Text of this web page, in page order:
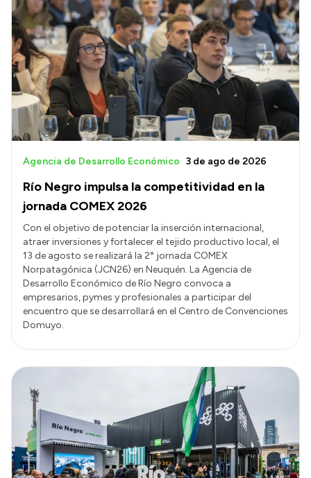
Río Negro impulsa la competitividad en la
jornada COMEX 2026
Agencia de Desarrollo Económico 3 de ago de 2026
Con el objetivo de potenciar la inserción internacional,
atraer inversiones y fortalecer el tejido productivo local, el
13 de agosto se realizará la 2° jornada COMEX
Norpatagónica (JCN26) en Neuquén. La Agencia de
Desarrollo Económico de Río Negro convoca a
empresarios, pymes y profesionales a participar del
encuentro que se desarrollará en el Centro de Convenciones
Domuyo.